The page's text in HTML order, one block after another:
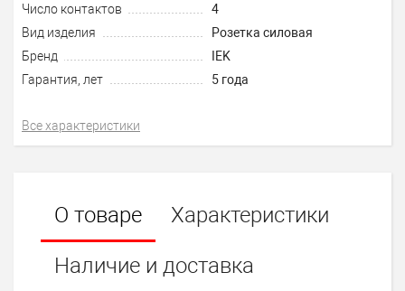
Число контактов
4
Вид изделия
Розетка силовая
Бренд
IEK
Гарантия, лет
5 года
Все характеристики
О товаре
Характеристики
Наличие и доставка